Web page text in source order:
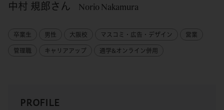
中村 規郎さん Norio Nakamura
卒業生 男性 大阪校 マスコミ・広告・デザイン 営業
管理職 キャリアアップ 通学&オンライン併用
PROFILE